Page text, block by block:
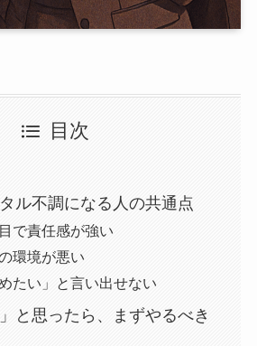
目次
ル不調になる人の共通点
で責任感が強い
環境が悪い
たい」と言い出せない
と思ったら、まずやるべき